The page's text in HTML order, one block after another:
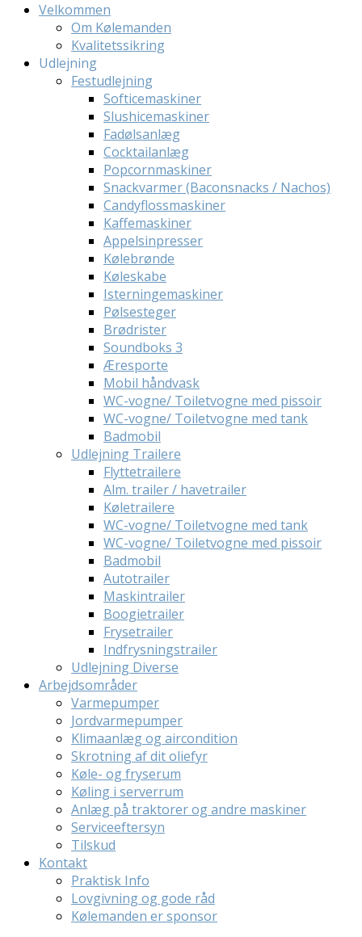
Velkommen
Om Kølemanden
Kvalitetssikring
Udlejning
Festudlejning
Softicemaskiner
Slushicemaskiner
Fadølsanlæg
Cocktailanlæg
Popcornmaskiner
Snackvarmer (Baconsnacks / Nachos)
Candyflossmaskiner
Kaffemaskiner
Appelsinpresser
Kølebrønde
Køleskabe
Isterningemaskiner
Pølsesteger
Brødrister
Soundboks 3
Æresporte
Mobil håndvask
WC-vogne/ Toiletvogne med pissoir
WC-vogne/ Toiletvogne med tank
Badmobil
Udlejning Trailere
Flyttetrailere
Alm. trailer / havetrailer
Køletrailere
WC-vogne/ Toiletvogne med tank
WC-vogne/ Toiletvogne med pissoir
Badmobil
Autotrailer
Maskintrailer
Boogietrailer
Frysetrailer
Indfrysningstrailer
Udlejning Diverse
Arbejdsområder
Varmepumper
Jordvarmepumper
Klimaanlæg og aircondition
Skrotning af dit oliefyr
Køle- og fryserum
Køling i serverrum
Anlæg på traktorer og andre maskiner
Serviceeftersyn
Tilskud
Kontakt
Praktisk Info
Lovgivning og gode råd
Kølemanden er sponsor